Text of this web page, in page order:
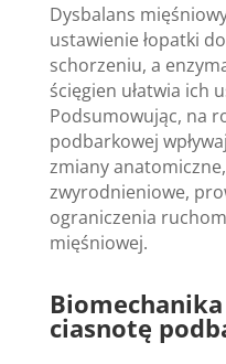
Dysbalans
ustawienie łopatki
schorzeniu, a
ścięgien ułatwia ich
Podsumowując, na
podbarkowej
zmiany
zwyrodnieniowe,
ograniczenia
mięśniowej.
ciasnotę